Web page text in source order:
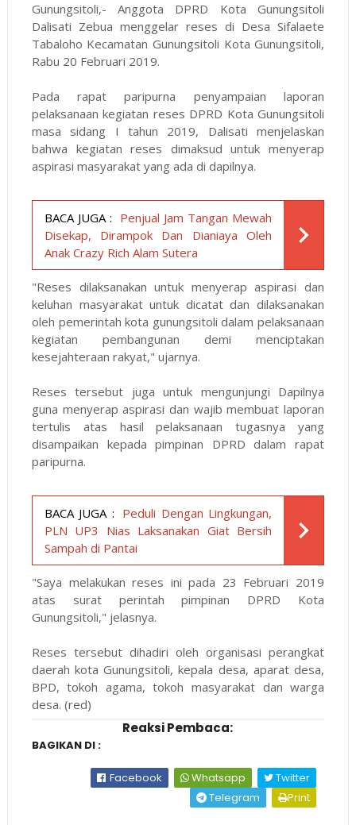
Gunungsitoli,- Anggota DPRD Kota Gunungsitoli
Dalisati Zebua menggelar reses di Desa Sifalaete
Tabaloho Kecamatan Gunungsitoli Kota Gunungsitoli,
Rabu 20 Februari 2019.
Pada rapat paripurna penyampaian laporan
pelaksanaan kegiatan reses DPRD Kota Gunungsitoli
masa sidang I tahun 2019, Dalisati menjelaskan
bahwa kegiatan reses dimaksud untuk menyerap
aspirasi masyarakat yang ada di dapilnya.
BACA JUGA : Penjual Jam Tangan Mewah
Disekap, Dirampok Dan Dianiaya Oleh
Anak Crazy Rich Alam Sutera
"Reses dilaksanakan untuk menyerap aspirasi dan
keluhan masyarakat untuk dicatat dan dilaksanakan
oleh pemerintah kota gunungsitoli dalam pelaksanaan
kegiatan pembangunan demi menciptakan
kesejahteraan rakyat," ujarnya.
Reses tersebut juga untuk mengunjungi Dapilnya
guna menyerap aspirasi dan wajib membuat laporan
tertulis atas hasil pelaksanaan tugasnya yang
disampaikan kepada pimpinan DPRD dalam rapat
paripurna.
BACA JUGA : Peduli Dengan Lingkungan,
PLN UP3 Nias Laksanakan Giat Bersih
Sampah di Pantai
"Saya melakukan reses ini pada 23 Februari 2019
atas surat perintah pimpinan DPRD Kota
Gunungsitoli," jelasnya.
Reses tersebut dihadiri oleh organisasi perangkat
daerah kota Gunungsitoli, kepala desa, aparat desa,
BPD, tokoh agama, tokoh masyarakat dan warga
desa. (red)
Reaksi Pembaca:
BAGIKAN DI :
Facebook Whatsapp
Twitter
Telegram
Print